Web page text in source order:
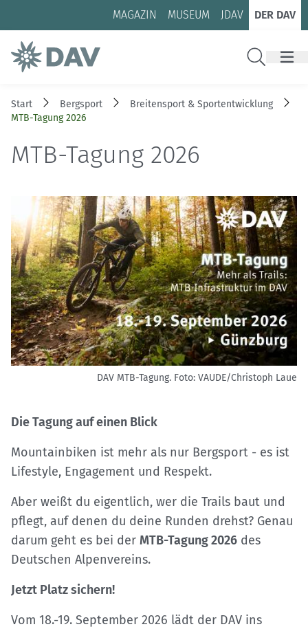
Zum Inhalt
Zur Footer-Navigation
MAGAZIN MUSEUM JDAV DER DAV
Start Bergsport
Breitensport & Sportentwicklung
MTB-Tagung 2026
MTB-Tagung 2026
DAV MTB-Tagung. Foto: VAUDE/Christoph Laue
Die Tagung auf einen Blick
Mountainbiken ist mehr als nur Bergsport - es ist
Lifestyle, Engagement und Respekt.
Aber weißt du eigentlich, wer die Trails baut und
pflegt, auf denen du deine Runden drehst? Genau
darum geht es bei der MTB-Tagung 2026 des
Deutschen Alpenvereins.
Jetzt Platz sichern!
Vom 18.-19. September 2026 lädt der DAV ins